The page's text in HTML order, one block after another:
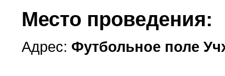
Место проведения:
Адрес: Футбольное поле